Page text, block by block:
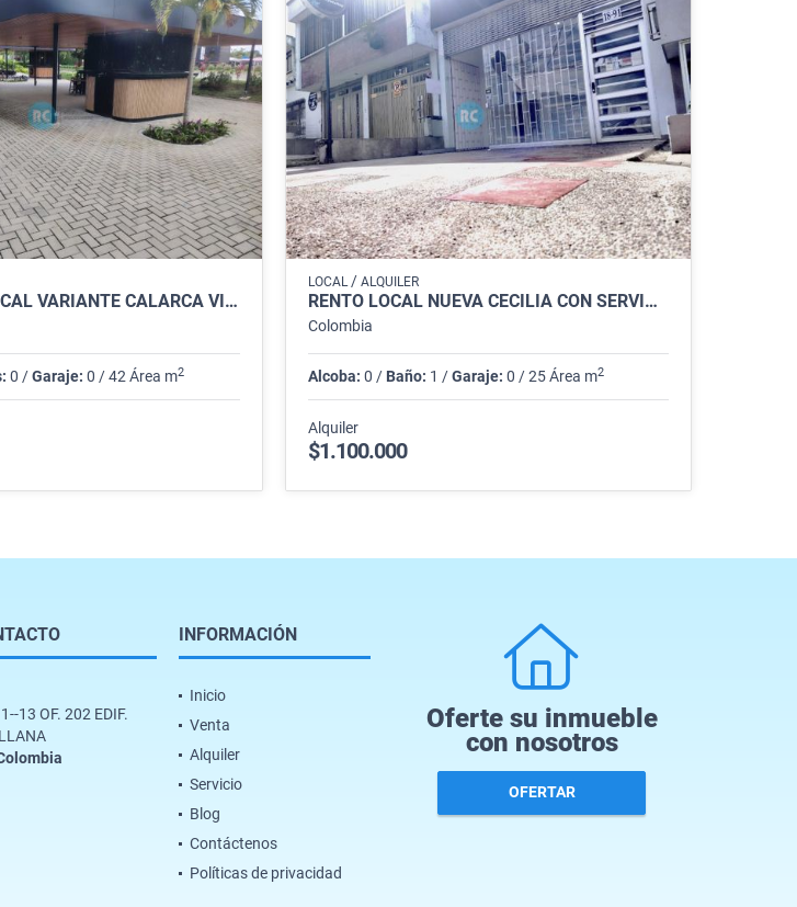
RENTAMOS LOCAL VARIANTE CALARCA VIA BARCELONA, QUINDIO
0 /Garaje: 0 / 42 Área m2
LOCAL /ALQUILER
RENTO LOCAL NUEVA CECILIA CON SERVICIOS INC. ARMENIA.
Colombia
Alcoba: 0 / Baño: 1 /Garaje: 0 / 25 Área m2
Alquiler
$1.100.000
13 OF. 202 EDIF.
INFORMACIÓN
Inicio
Venta
Alquiler
Servicio
Blog
Contáctenos
Políticas de privacidad
Oferte su inmueble
con nosotros
OFERTAR